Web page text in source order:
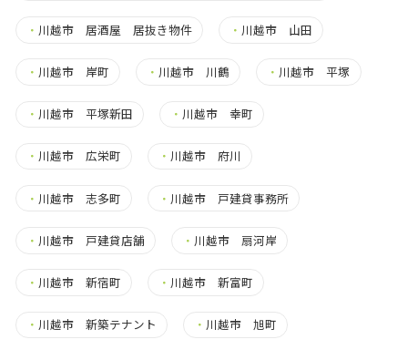
・ 川越市 居酒屋 居抜き物件 ・ 川越市 山田
・ 川越市 岸町 ・ 川越市 川鶴 ・ 川越市 平塚
・ 川越市 平塚新田 ・ 川越市 幸町
・ 川越市 広栄町 ・ 川越市 府川
・ 川越市 志多町 ・ 川越市 戸建貸事務所
・ 川越市 戸建貸店舗 ・ 川越市 扇河岸
・ 川越市 新宿町 ・ 川越市 新富町
・ 川越市 新築テナント ・ 川越市 旭町